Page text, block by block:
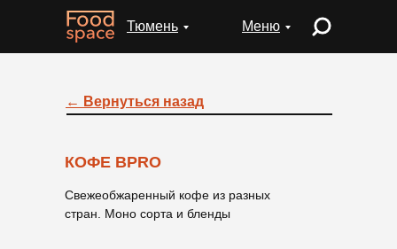
Меню
Тюмень
← Вернуться назад
Свежеобжаренный кофе из разных
стран. Моно сорта и бленды
КОФЕ BPRO